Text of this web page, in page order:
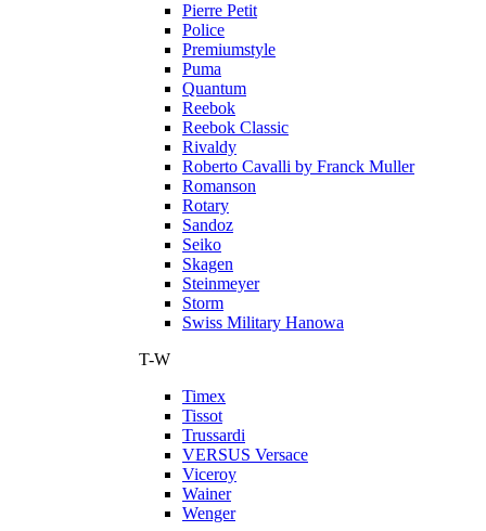
Pierre Petit
Police
Premiumstyle
Puma
Quantum
Reebok
Reebok Classic
Rivaldy
Roberto Cavalli by Franck Muller
Romanson
Rotary
Sandoz
Seiko
Skagen
Steinmeyer
Storm
Swiss Military Hanowa
T-W
Timex
Tissot
Trussardi
VERSUS Versace
Viceroy
Wainer
Wenger